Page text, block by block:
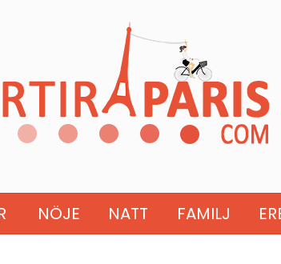
NÖJE NATT FAMILJ